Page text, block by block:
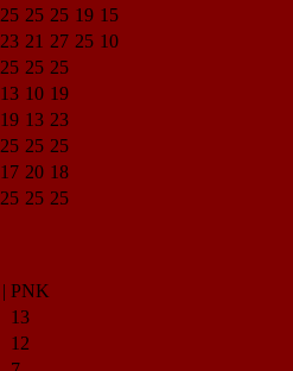
25 25 25 19 15
23 21 27 25 10
25 25 25
13 10 19
19 13 23
25 25 25
17 20 18
25 25 25
| PNK
13
12